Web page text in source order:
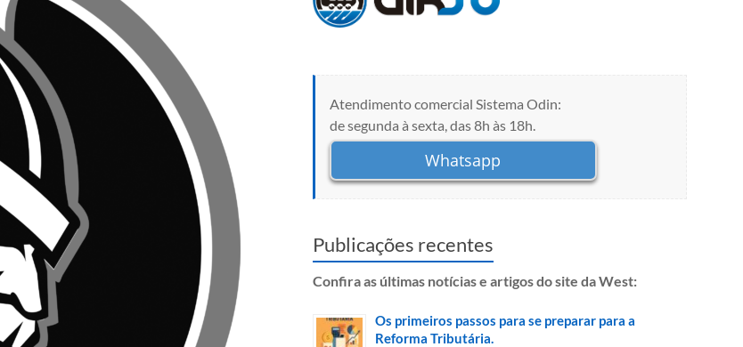
Atendimento comercial Sistema Odin:
de segunda à sexta, das 8h às 18h.
Whatsapp
Publicações recentes
Confira as últimas notícias e artigos do site da West:
Os primeiros passos para se preparar para a
Reforma Tributária.